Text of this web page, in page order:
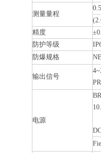
测量量程
精度
防护等级
防爆规格
输出信号
电源